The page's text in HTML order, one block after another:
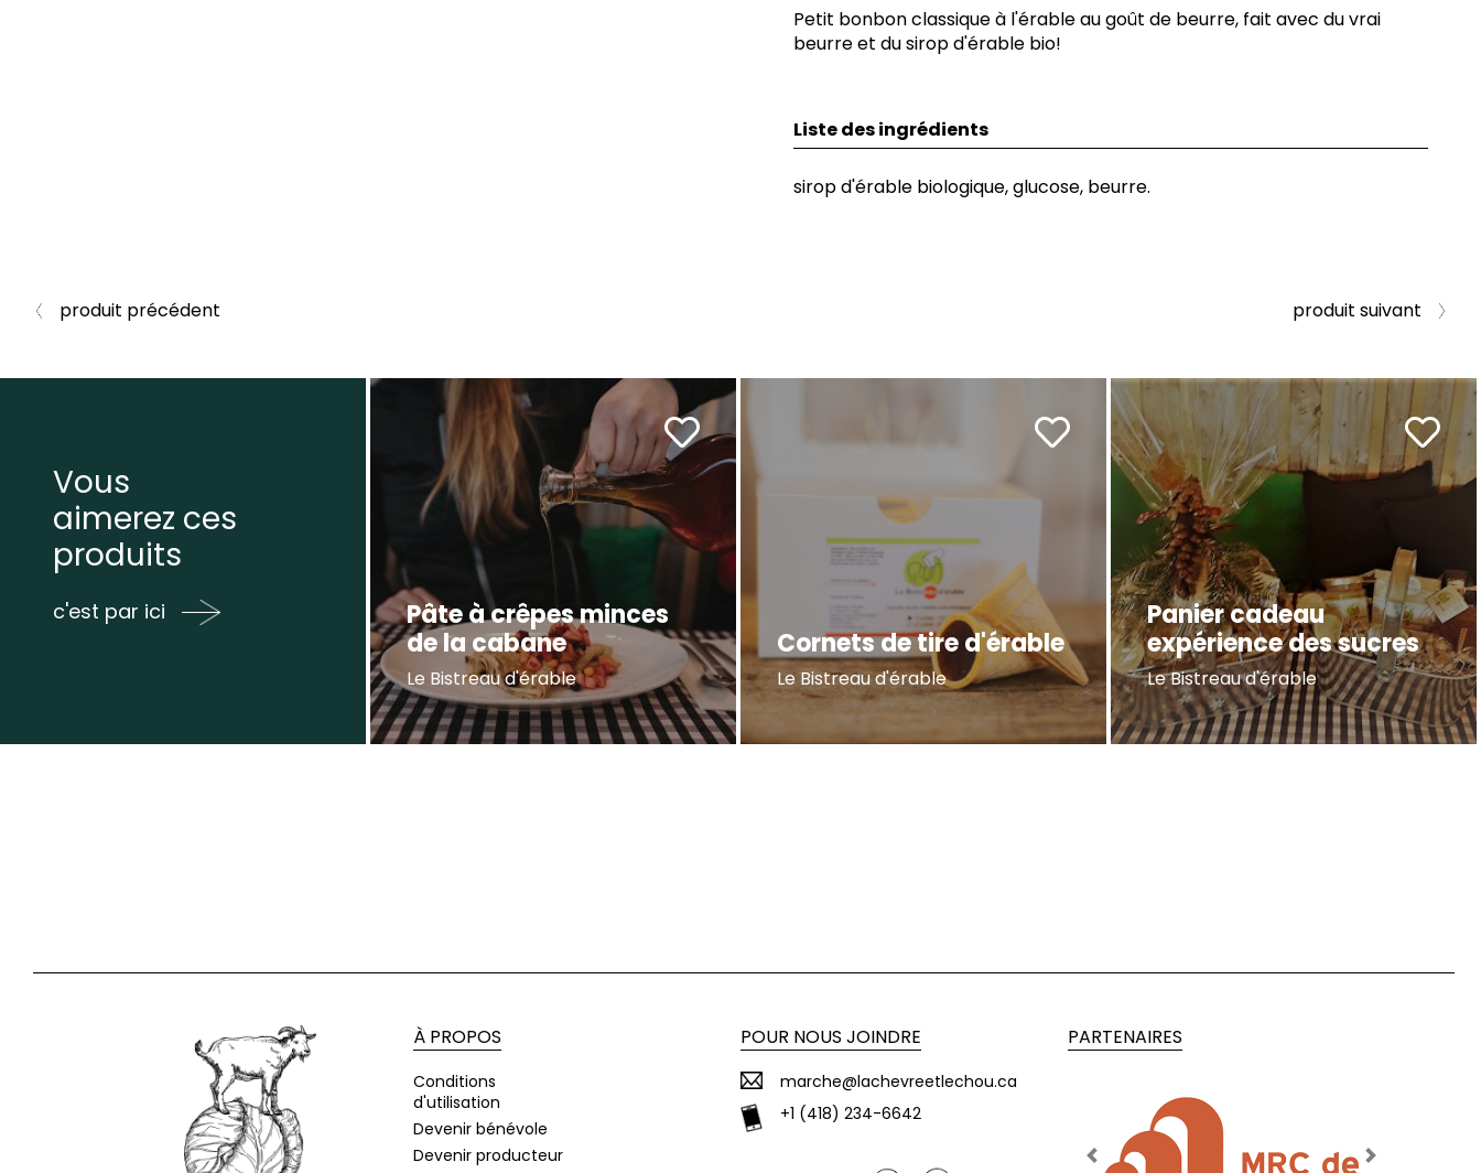
Petit bonbon classique à l'érable au goût de beurre, fait avec du vrai
beurre et du sirop d'érable bio!
Liste des ingrédients
sirop d'érable biologique, glucose, beurre.
produit précédent produit suivant
Vous
aimerez ces
produits
c'est par ici
Pâte à crêpes minces
de la cabane
Le Bistreau d'érable
Cornets de tire d'érable
Le Bistreau d'érable
Panier cadeau
expérience des sucres
Le Bistreau d'érable
À PROPOS
Conditions
d'utilisation
Devenir bénévole
Devenir producteur
POUR NOUS JOINDRE
marche@lachevreetlechou.ca
+1 (418) 234-6642
PARTENAIRES
Previous Next